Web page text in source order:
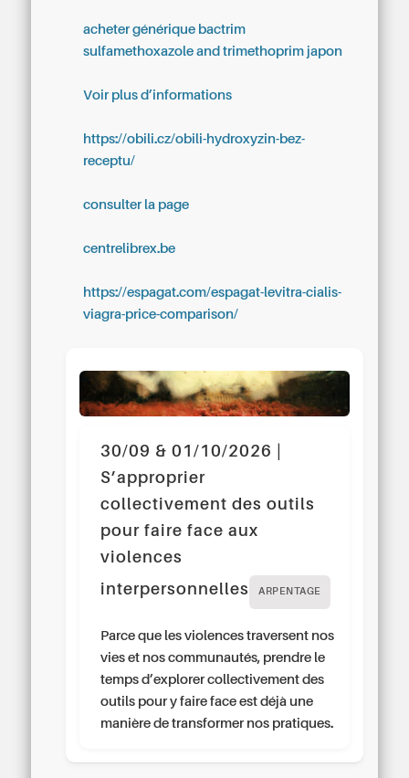
acheter générique bactrim
sulfamethoxazole and trimethoprim japon
Voir plus d’informations
https://obili.cz/obili-hydroxyzin-bez-
receptu/
consulter la page
centrelibrex.be
https://espagat.com/espagat-levitra-cialis-
viagra-price-comparison/
30/09 & 01/10/2026 |
S’approprier
collectivement des outils
pour faire face aux
violences
interpersonnelles
ARPENTAGE
Parce que les violences traversent nos
vies et nos communautés, prendre le
temps d’explorer collectivement des
outils pour y faire face est déjà une
manière de transformer nos pratiques.